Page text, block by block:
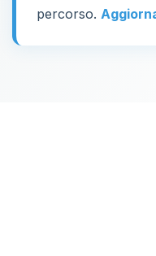
percorso.